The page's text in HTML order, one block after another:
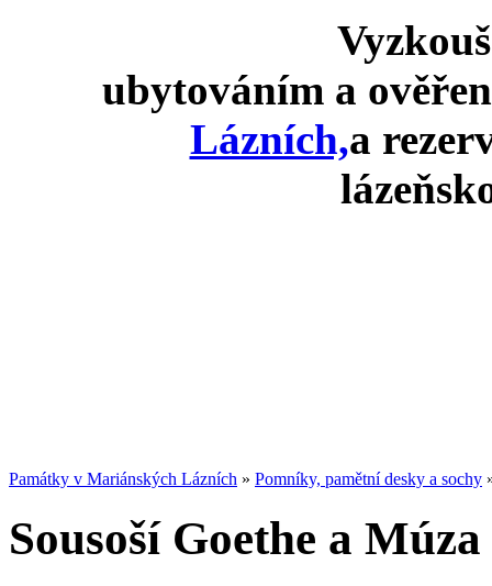
ubytováním a
Lázních,a
Památky v Mariánských Lázních » Pomníky, pamětní desky a sochy
Sousoší Goethe a Múza